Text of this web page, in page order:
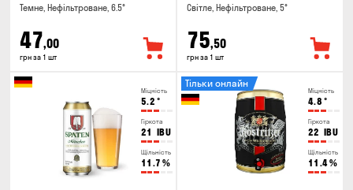
Темне, Нефільтроване, 6.5°
47,00
грн за 1 шт
Світле, Нефільтроване, 5°
75,50
грн за 1 шт
Міцність
5.2 °
Гіркота
21 IBU
Щільність
11.7 %
Міцність
4.8 °
Гіркота
22 IBU
Щільність
11.4%
Тільки онлайн